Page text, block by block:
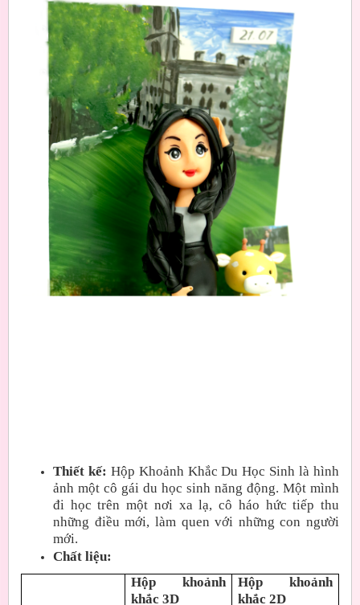
Thiết kế: Hộp Khoảnh Khắc Du Học Sinh là hình
ảnh một cô gái du học sinh năng động. Một mình
đi học trên một nơi xa lạ, cô háo hức tiếp thu
những điều mới, làm quen với những con người
mới.
Chất liệu:
Hộp khoảnh
khắc 3D
Hộp khoảnh
khắc 2D